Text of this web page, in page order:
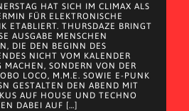
HAT SICH IM CLIMAX ALS
FÜR ELEKTRONISCHE
ETABLIERT. THURSDAZE BRINGT
AUSGABE MENSCHEN
DIE DEN BEGINN DES
NICHT VOM KALENDER
MACHEN, SONDERN VON DER
LOCO, M.M.E. SOWIE E-PUNK
GESTALTEN DEN ABEND MIT
AUF HOUSE UND TECHNO
DABEI AUF […]